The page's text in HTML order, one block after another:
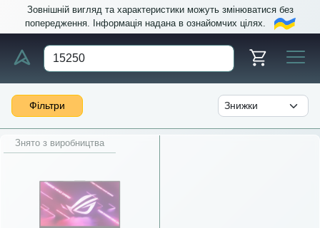
Зовнішній вигляд та характеристики можуть змінюватися без
попередження. Інформація надана в ознайомчих цілях.
Фільтри
Знято з виробництва